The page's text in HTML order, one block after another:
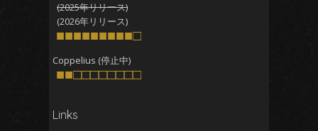
2025年8月(5)
2025年7月(4)
(4)
2025年5月(5)
2025年3月
(2025年リリース)
(2026年リリース)
■■■■■■■■■□
Coppelius (停止中)
■■□□□□□□□□
Links